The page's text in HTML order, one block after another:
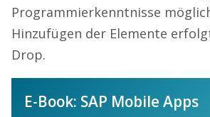
Programmierkenntnisse
Hinzufügen der Elemente
Drop.
E-Book: SAP Mobile Apps